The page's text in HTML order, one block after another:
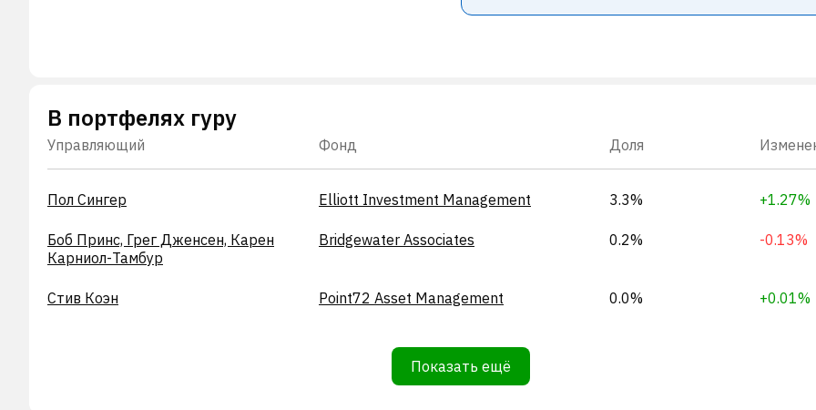
В портфелях гуру
Управляющий Фонд Доля
Пол Сингер Elliott Investment Management 3.3% +1.27%
Боб Принс, Грег Дженсен, Карен
Карниол-Тамбур
Bridgewater Associates 0.2% -0.13%
Стив Коэн Point72 Asset Management 0.0% +0.01%
Показать ещё